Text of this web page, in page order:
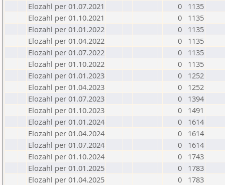
Elozahl per 01.07.2021
0
1135
Elozahl per 01.10.2021
0
1135
Elozahl per 01.01.2022
0
1135
Elozahl per 01.04.2022
0
1135
Elozahl per 01.07.2022
0
1135
Elozahl per 01.10.2022
0
1135
Elozahl per 01.01.2023
0
1252
Elozahl per 01.04.2023
0
1252
Elozahl per 01.07.2023
0
1394
Elozahl per 01.10.2023
0
1491
Elozahl per 01.01.2024
0
1614
Elozahl per 01.04.2024
0
1614
Elozahl per 01.07.2024
0
1614
Elozahl per 01.10.2024
0
1743
Elozahl per 01.01.2025
0
1783
Elozahl per 01.04.2025
0
1783